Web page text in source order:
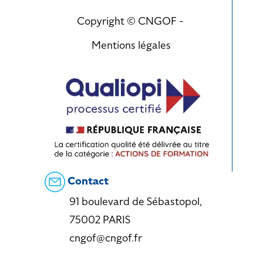
Copyright © CNGOF -
Mentions légales
Contact
91 boulevard de Sébastopol,
75002 PARIS
cngof@cngof.fr